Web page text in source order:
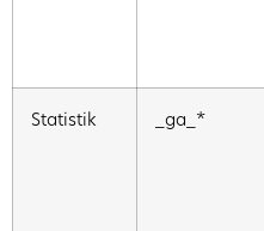
Statistik _ga_*